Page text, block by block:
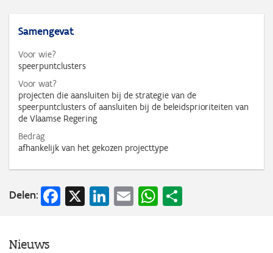
Samengevat
Voor wie?
speerpuntclusters
Voor wat?
projecten die aansluiten bij de strategie van de
speerpuntclusters of aansluiten bij de beleidsprioriteiten van
de Vlaamse Regering
Bedrag
afhankelijk van het gekozen projecttype
Delen: Facebook
X LinkedIn
EmailWhatsApp
Nieuws